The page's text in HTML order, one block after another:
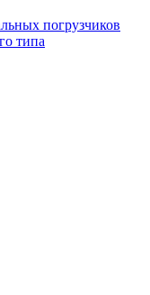
погрузчиков
типа